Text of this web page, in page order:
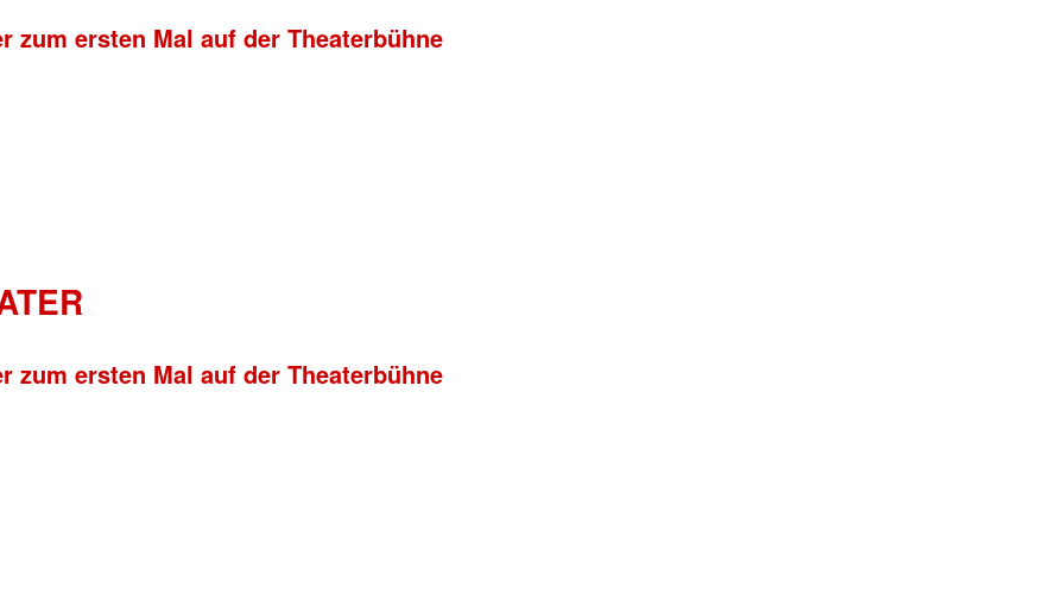
zum ersten Mal auf der Theaterbühne
zum ersten Mal auf der Theaterbühne